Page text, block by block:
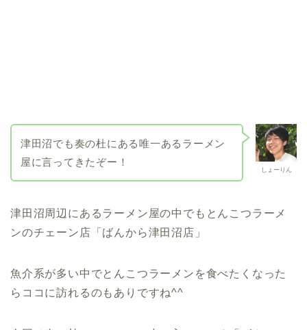
しょーりん
津田沼でも奏の杜にある唯一あるラーメン
屋に言ってきたぞー！
津田沼周辺にあるラーメン屋の中でもとんこつラーメ
ンのチェーン店「ばんから津田沼店」
魚介系が多い中でとんこつラーメンを食べたくなった
らココに訪れるのもありですね^^